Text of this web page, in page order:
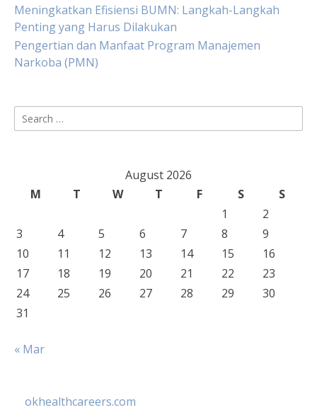
Meningkatkan Efisiensi BUMN: Langkah-Langkah
Penting yang Harus Dilakukan
Pengertian dan Manfaat Program Manajemen
Narkoba (PMN)
Search
for:
August 2026
M
T W T F S
S
1
2
3
4 5 6 7 8
9
10
11 12 13 14 15
16
17
18 19 20 21 22
23
24
25 26 27 28 29
30
31
« Mar
okhealthcareers.com